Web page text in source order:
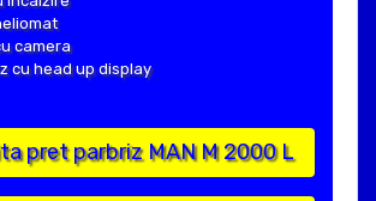
camera
cu head up display
pret parbriz MAN M 2000 L